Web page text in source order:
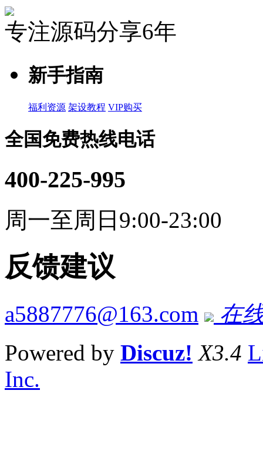
专注源码分享6年
新手指南
福利资源 架设教程 VIP购买
全国免费热线电话
400-225-995
周一至周日9:00-23:00
反馈建议
a5887776@163.com
在
Powered by Discuz! X3.4
Inc.